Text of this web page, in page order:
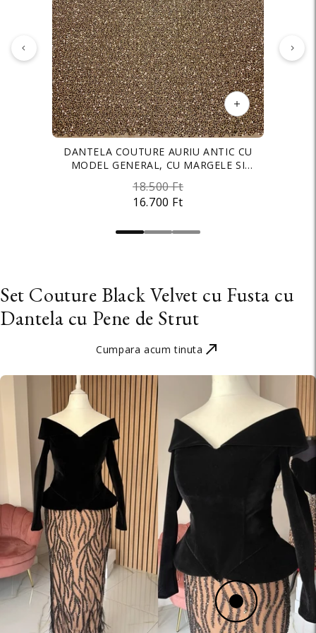
DANTELA COUTURE AURIU ANTIC CU
MODEL GENERAL, CU MARGELE SI
16.700 Ft
18.500 Ft
ORGANZA SIDEFATA NUDE - 3 M LATIME
2.700 Ft
3.500 Ft
TAFTA ELASTICA PREMIUM SIDEFATA
CAFENIE
2.700 Ft
3.500 Ft
Set Couture Black Velvet cu Fusta cu
Dantela cu Pene de Strut
Cumpara acum tinuta